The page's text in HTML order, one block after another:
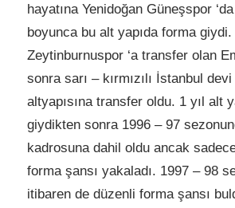
hayatına Yenidoğan Güneşspor
boyunca bu alt yapıda forma giydi.
Zeytinburnuspor ‘a transfer olan
sonra sarı – kırmızılı İstanbul
altyapısına transfer oldu. 1 yıl alt
giydikten sonra 1996 – 97
kadrosuna dahil oldu ancak
forma şansı yakaladı. 1997 – 98
itibaren de düzenli forma şansı